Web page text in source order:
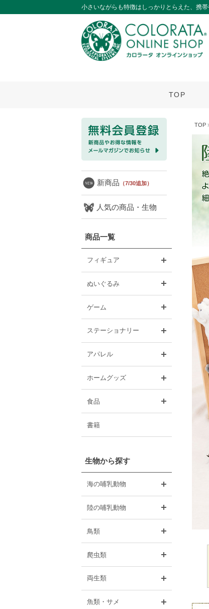
小さいながらも特徴はしっかりとらえた、携
TOP
新商品 （7/30追加）
人気の商品・生物
商品一覧
フィギュア
ぬいぐるみ
ゲーム
ステーショナリー
アパレル
ホームグッズ
食品
書籍
生物から探す
海の哺乳動物
陸の哺乳動物
鳥類
爬虫類
両生類
魚類・サメ
TOP